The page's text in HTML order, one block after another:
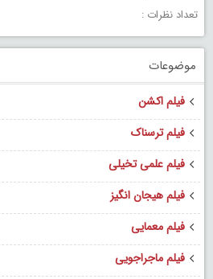
تعداد نظرات :
موضوعات
فیلم اکشن
فیلم ترسناک
فیلم علمی تخیلی
فیلم هیجان انگیز
فیلم معمایی
فیلم ماجراجویی